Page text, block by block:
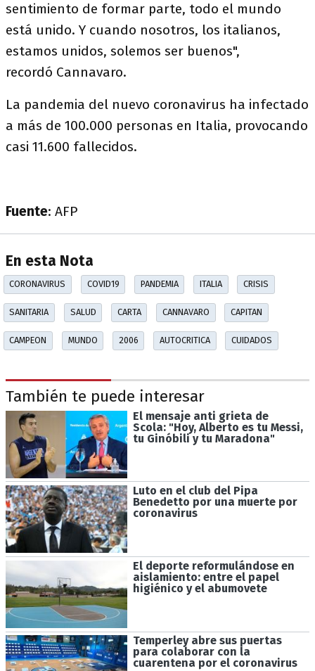
sentimiento de formar parte, todo el mundo
está unido. Y cuando nosotros, los italianos,
estamos unidos, solemos ser buenos",
recordó Cannavaro.
La pandemia del nuevo coronavirus ha infectado
a más de 100.000 personas en Italia, provocando
casi 11.600 fallecidos.
Fuente: AFP
En esta Nota
CORONAVIRUS COVID19 PANDEMIA ITALIA CRISIS
SANITARIA SALUD CARTA CANNAVARO CAPITAN
CAMPEON MUNDO 2006 AUTOCRITICA CUIDADOS
También te puede interesar
El mensaje anti grieta de
Scola: "Hoy, Alberto es tu Messi,
tu Ginóbili y tu Maradona"
Luto en el club del Pipa
Benedetto por una muerte por
coronavirus
El deporte reformulándose en
aislamiento: entre el papel
higiénico y el abumovete
Temperley abre sus puertas
para colaborar con la
cuarentena por el coronavirus